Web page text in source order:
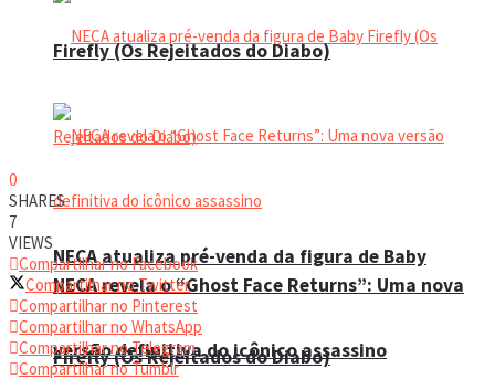
NECA atualiza pré-venda da figura de Baby
Firefly (Os Rejeitados do Diabo)
Firefly (Os Rejeitados do Diabo)
NECA revela o “Ghost Face Returns”: Uma nova
versão definitiva do icônico assassino
0
SHARES
7
VIEWS
Compartilhar no Facebook
Compartilhar no Twitter
Compartilhar no Pinterest
Compartilhar no WhatsApp
Compartilhar no Telegram
Compartilhar no Tumblr